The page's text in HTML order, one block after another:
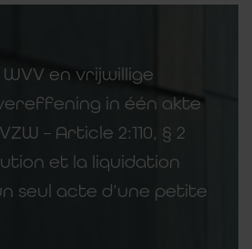
WVV en vrijwillige
in één akte
– Article 2:110, § 2
et la liquidation
seul acte d’une petite